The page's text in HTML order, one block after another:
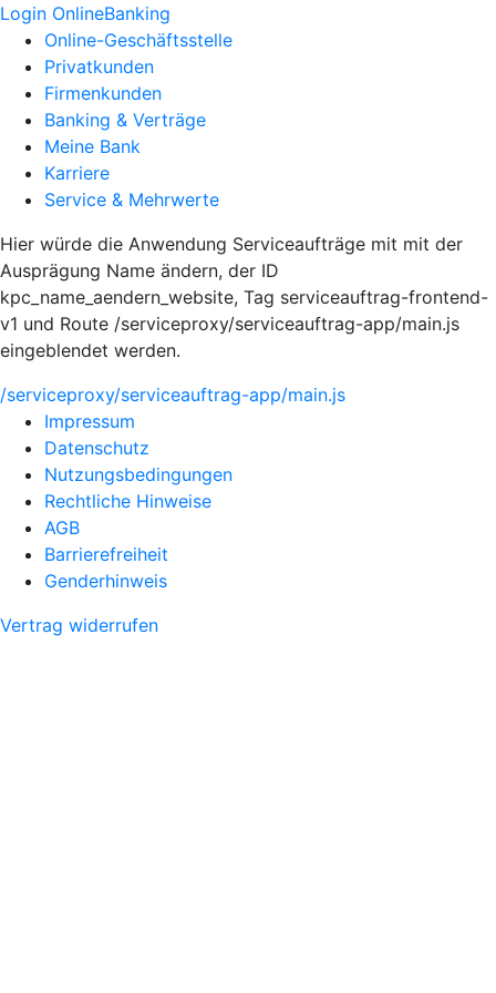
Login OnlineBanking
Online-Geschäftsstelle
Privatkunden
Firmenkunden
Banking & Verträge
Meine Bank
Karriere
Service & Mehrwerte
Hier würde die Anwendung Serviceaufträge mit mit der
Ausprägung Name ändern, der ID
kpc_name_aendern_website, Tag serviceauftrag-frontend-
v1 und Route /serviceproxy/serviceauftrag-app/main.js
eingeblendet werden.
/serviceproxy/serviceauftrag-app/main.js
Impressum
Datenschutz
Nutzungsbedingungen
Rechtliche Hinweise
AGB
Barrierefreiheit
Genderhinweis
Vertrag widerrufen